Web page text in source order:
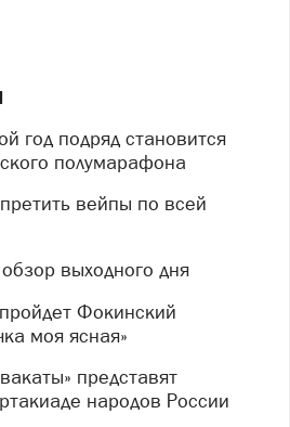
полумарафона
обзор выходного дня
моя ясная»
народов России